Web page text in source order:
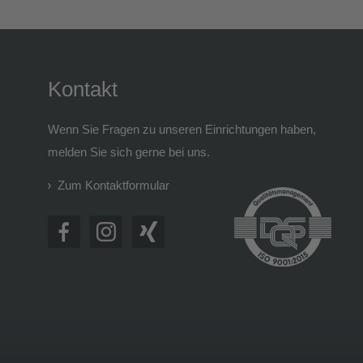
Kontakt
Wenn Sie Fragen zu unseren Einrichtungen haben,
melden Sie sich gerne bei uns.
Zum Kontaktformular